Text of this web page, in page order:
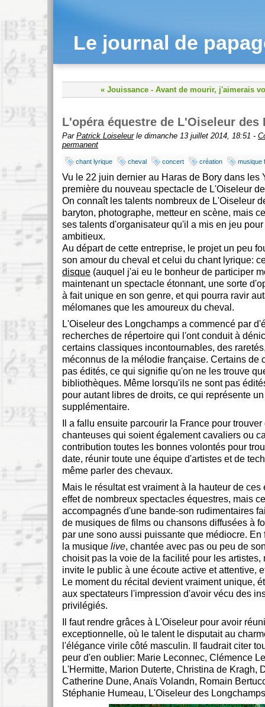
Le journal de
« Jouissance - Avant de mourir, j'aimerais
L'opéra équestre de L'Oiseleur des
Par Patrick Loiseleurle dimanche 13 juillet 2014, 18:51 -
permanent
chant lyrique cheval concert création musique
Vu le 22 juin dernier au Haras de Bory dans les
première du nouveau spectacle de L'Oiseleur
On connaît les talents nombreux de L'Oiseleur
baryton, photographe, metteur en scène, mais
ses talents d'organisateur qu'il a mis en jeu
ambitieux.
Au départ de cette entreprise, le projet un peu
son amour du cheval et celui du chant lyrique:
disque (auquel j'ai eu le bonheur de participer
maintenant un spectacle étonnant, une sorte
à fait unique en son genre, et qui pourra ravir
mélomanes que les amoureux du cheval.
L'Oiseleur des Longchamps a commencé par
recherches de répertoire qui l'ont conduit à
certains classiques incontournables, des
méconnus de la mélodie française. Certains de
pas édités, ce qui signifie qu'on ne les trouve
bibliothèques. Même lorsqu'ils ne sont pas
pour autant libres de droits, ce qui représente
supplémentaire.
Il a fallu ensuite parcourir la France pour
chanteuses qui soient également cavaliers ou
contribution toutes les bonnes volontés pour
date, réunir toute une équipe d'artistes et de
même parler des chevaux.
Mais le résultat est vraiment à la hauteur de ces
effet de nombreux spectacles équestres, mais
accompagnés d'une bande-son rudimentaires
de musiques de films ou chansons diffusées à
par une sono aussi puissante que médiocre. En
la musique live, chantée avec pas ou peu de
choisit pas la voie de la facilité pour les artistes,
invite le public à une écoute active et attentive,
Le moment du récital devient vraiment unique,
aux spectateurs l'impression d'avoir vécu des
privilégiés.
Il faut rendre grâces à L'Oiseleur pour avoir
exceptionnelle, où le talent le disputait au
l'élégance virile côté masculin. Il faudrait citer
peur d'en oublier: Marie Leconnec, Clémence
L'Hermitte, Marion Duterte, Christina de Kragh,
Catherine Dune, Anaïs Volandn, Romain
Stéphanie Humeau, L'Oiseleur des